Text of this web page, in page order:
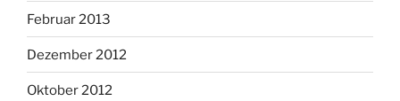
Februar 2013
Dezember 2012
Oktober 2012